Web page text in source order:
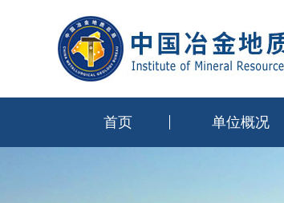
首页 单位概况